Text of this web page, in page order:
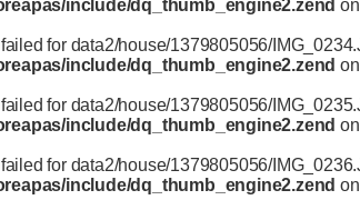
include/dq_thumb_engine2.zend
for data2/house/1379805056/
include/dq_thumb_engine2.zend
for data2/house/1379805056/
include/dq_thumb_engine2.zend
for data2/house/1379805056/
include/dq_thumb_engine2.zend